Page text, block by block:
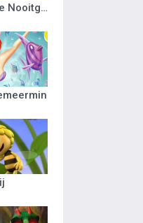
Jake en de Nooitgedacht Piraten